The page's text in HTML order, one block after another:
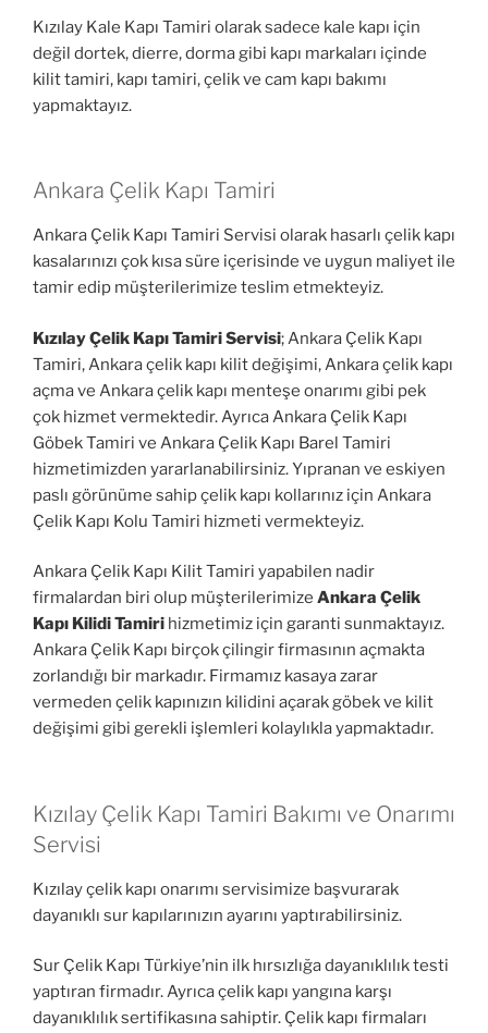
Kızılay Kale Kapı Tamiri olarak sadece kale kapı için
değil dortek, dierre, dorma gibi kapı markaları içinde
kilit tamiri, kapı tamiri, çelik ve cam kapı bakımı
yapmaktayız.
Ankara Çelik Kapı Tamiri
Ankara Çelik Kapı Tamiri Servisi olarak hasarlı çelik kapı
kasalarınızı çok kısa süre içerisinde ve uygun maliyet ile
tamir edip müşterilerimize teslim etmekteyiz.
Kızılay Çelik Kapı Tamiri Servisi; Ankara Çelik Kapı
Tamiri, Ankara çelik kapı kilit değişimi, Ankara çelik kapı
açma ve Ankara çelik kapı menteşe onarımı gibi pek
çok hizmet vermektedir. Ayrıca Ankara Çelik Kapı
Göbek Tamiri ve Ankara Çelik Kapı Barel Tamiri
hizmetimizden yararlanabilirsiniz. Yıpranan ve eskiyen
paslı görünüme sahip çelik kapı kollarınız için Ankara
Çelik Kapı Kolu Tamiri hizmeti vermekteyiz.
Ankara Çelik Kapı Kilit Tamiri yapabilen nadir
firmalardan biri olup müşterilerimize Ankara Çelik
Kapı Kilidi Tamiri hizmetimiz için garanti sunmaktayız.
Ankara Çelik Kapı birçok çilingir firmasının açmakta
zorlandığı bir markadır. Firmamız kasaya zarar
vermeden çelik kapınızın kilidini açarak göbek ve kilit
değişimi gibi gerekli işlemleri kolaylıkla yapmaktadır.
Kızılay Çelik Kapı Tamiri Bakımı ve Onarımı
Servisi
Kızılay çelik kapı onarımı servisimize başvurarak
dayanıklı sur kapılarınızın ayarını yaptırabilirsiniz.
Sur Çelik Kapı Türkiye’nin ilk hırsızlığa dayanıklılık testi
yaptıran firmadır. Ayrıca çelik kapı yangına karşı
dayanıklılık sertifikasına sahiptir. Çelik kapı firmaları